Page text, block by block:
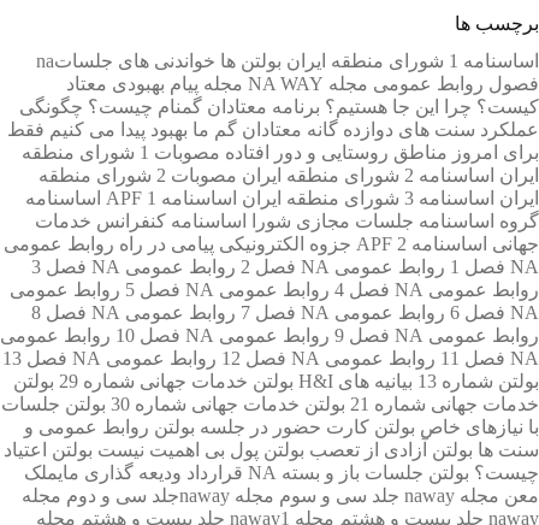
برچسب ها
اساسنامه 1 شورای منطقه ایران
بولتن ها خواندنی های جلساتna
فصول روابط عمومی مجله NA WAY مجله پیام بهبودی معتاد
کیست؟ چرا اين جا هستيم؟ برنامه معتادان گمنام چيست؟ چگونگی
عملکرد سنت های دوازده گانه معتادان گم ما بهبود پیدا می کنیم فقط
برای امروز مناطق روستایی و دور افتاده
مصوبات 1 شورای منطقه
ايران اساسنامه 2 شورای منطقه ايران
مصوبات 2 شورای منطقه
ايران اساسنامه 3 شورای منطقه ايران اساسنامه 1 APF
اساسنامه
گروه اساسنامه جلسات مجازی شورا
اساسنامه کنفرانس خدمات
جهانی اساسنامه 2 APF جزوه الکترونیکی پیامی در راه روابط عمومی
NA فصل 1
روابط عمومی NA فصل 2
روابط عمومی NA فصل 3
روابط عمومی NA فصل 4
روابط عمومی NA فصل 5
روابط عمومی
NA فصل 6
روابط عمومی NA فصل 7
روابط عمومی NA فصل 8
روابط عمومی NA فصل 9
روابط عمومی NA فصل 10
روابط عمومی
NA فصل 11
روابط عمومی NA فصل 12
روابط عمومی NA فصل 13
بولتن شماره 13
بیانیه های H&I بولتن خدمات جهانی شماره 29
بولتن
خدمات جهانی شماره 21
بولتن خدمات جهانی شماره 30
بولتن جلسات
با نیازهای خاص بولتن کارت حضور در جلسه بولتن روابط عمومی و
سنت ها بولتن آزادی از تعصب بولتن پول بی اهمیت نیست بولتن اعتیاد
چیست؟ بولتن جلسات باز و بسته NA
قرارداد ودیعه گذاری مایملک
معن مجله naway جلد سی و سوم مجله nawayجلد سی و دوم
مجله
naway جلد بیست و هشتم
مجله naway1 جلد بیست و هشتم
مجله